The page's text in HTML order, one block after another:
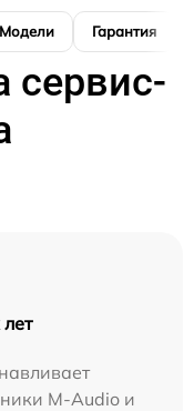
Модели Гарантия
сервис-
M-Audio и